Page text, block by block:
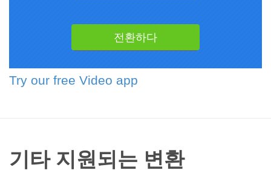
Try our free Video app
기타 지원되는 변환